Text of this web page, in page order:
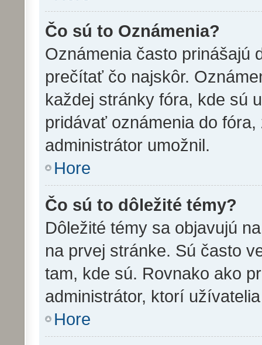
Čo sú to Oznámenia?
Oznámenia často prinášajú
prečítať čo najskôr.
každej stránky fóra, kde sú
pridávať oznámenia do
administrátor umožnil.
Hore
Čo sú to dôležité témy?
Dôležité témy sa objavujú
na prvej stránke. Sú často
tam, kde sú. Rovnako ako
administrátor, ktorí
Hore